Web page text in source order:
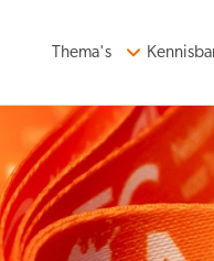
Thema's